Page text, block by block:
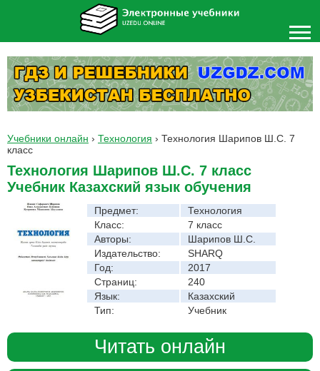
Учебники онлайн › Технология › Технология Шарипов Ш.С. 7
класс
Технология Шарипов Ш.С. 7 класс
Учебник Казахский язык обучения
Предмет:
Технология
Класс:
7 класс
Авторы:
Шарипов Ш.С.
Издательство:
SHARQ
Год:
2017
Страниц:
240
Язык:
Казахский
Тип:
Учебник
Читать онлайн